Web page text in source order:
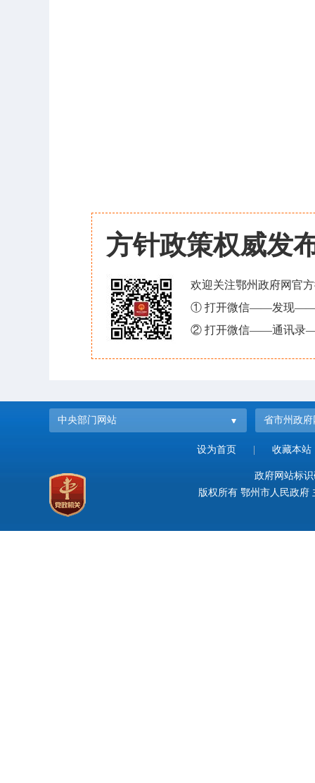
方针政策权威发
欢迎关注鄂州政府网官
① 打开微信——发现——
② 打开微信——通讯录
中央部门网站 省市州政府
设为首页 收藏本站
政府网站标
版权所有 鄂州市人民政府